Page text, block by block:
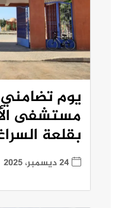
يوم تضامني
مستشفى
بقلعة
24 ديسمبر، 2025